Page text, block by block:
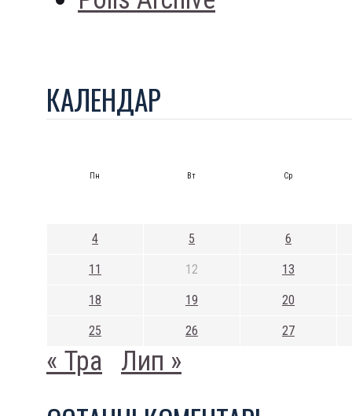
КАЛЕНДАР
Пн Вт Ср
4 5 6
11 12 13
18 19 20
25 26 27
« Тра Лип »